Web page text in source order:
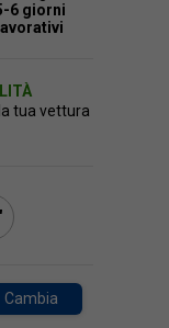
6 giorni
lavorativi
tua vettura
Cambia